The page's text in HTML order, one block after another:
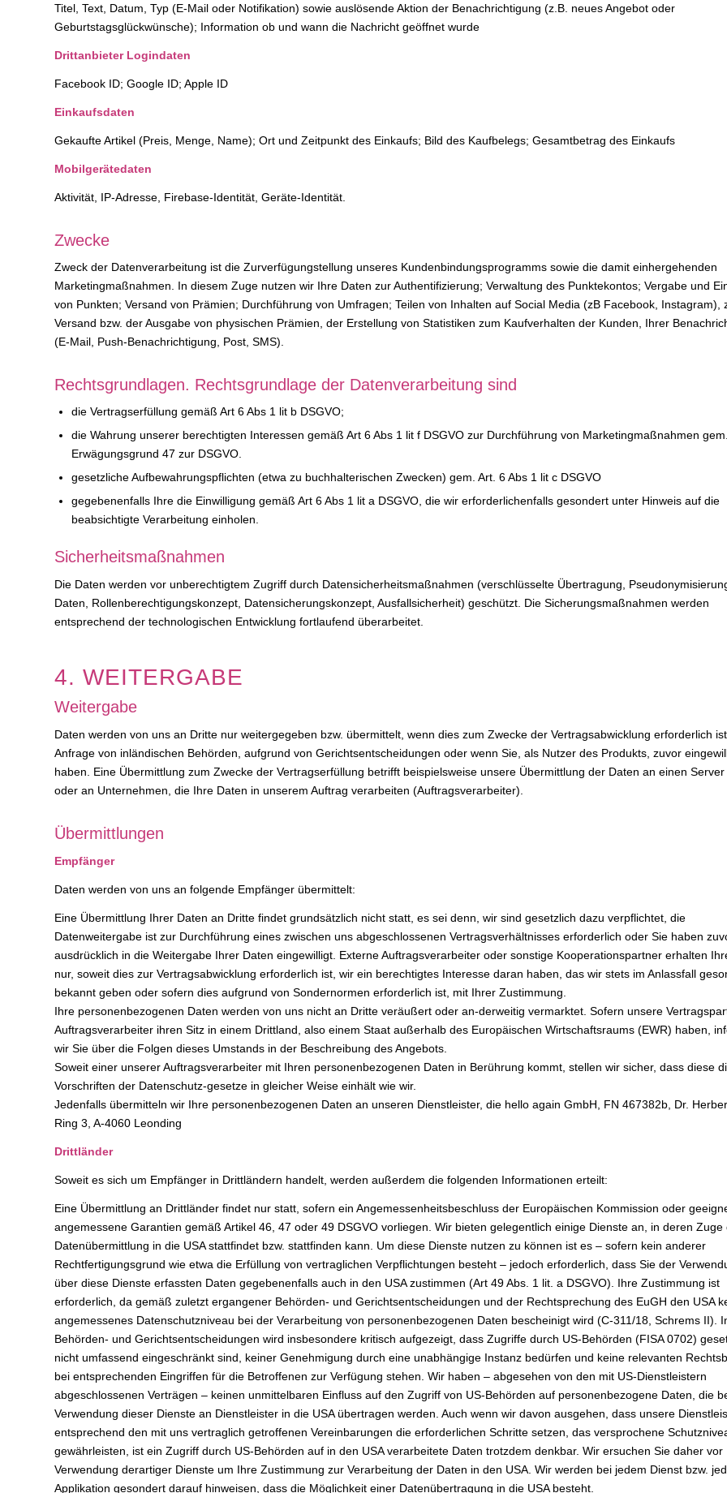
Titel, Text, Datum, Typ (E-Mail oder Notifikation) sowie auslösende Aktion der Benachrichtigung (z.B. neues Angebot oder
Geburtstagsglückwünsche); Information ob und wann die Nachricht geöffnet wurde
Drittanbieter Logindaten
Facebook ID; Google ID; Apple ID
Einkaufsdaten
Gekaufte Artikel (Preis, Menge, Name); Ort und Zeitpunkt des Einkaufs; Bild des Kaufbelegs; Gesamtbetrag des Einkaufs
Mobilgerätedaten
Aktivität, IP-Adresse, Firebase-Identität, Geräte-Identität.
Zwecke
Zweck der Datenverarbeitung ist die Zurverfügungstellung unseres Kundenbindungsprogramms sowie die damit einhergehenden
Marketingmaßnahmen. In diesem Zuge nutzen wir Ihre Daten zur Authentifizierung; Verwaltung des Punktekontos; Vergabe und
von Punkten; Versand von Prämien; Durchführung von Umfragen; Teilen von Inhalten auf Social Media (zB Facebook, Instagram),
Versand bzw. der Ausgabe von physischen Prämien, der Erstellung von Statistiken zum Kaufverhalten der Kunden, Ihrer
(E-Mail, Push-Benachrichtigung, Post, SMS).
Rechtsgrundlagen. Rechtsgrundlage der Datenverarbeitung sind
die Vertragserfüllung gemäß Art 6 Abs 1 lit b DSGVO;
die Wahrung unserer berechtigten Interessen gemäß Art 6 Abs 1 lit f DSGVO zur Durchführung von Marketingmaßnahmen gem.
Erwägungsgrund 47 zur DSGVO.
gesetzliche Aufbewahrungspflichten (etwa zu buchhalterischen Zwecken) gem. Art. 6 Abs 1 lit c DSGVO
gegebenenfalls Ihre die Einwilligung gemäß Art 6 Abs 1 lit a DSGVO, die wir erforderlichenfalls gesondert unter Hinweis auf die
beabsichtigte Verarbeitung einholen.
Sicherheitsmaßnahmen
Die Daten werden vor unberechtigtem Zugriff durch Datensicherheitsmaßnahmen (verschlüsselte Übertragung,
Daten, Rollenberechtigungskonzept, Datensicherungskonzept, Ausfallsicherheit) geschützt. Die Sicherungsmaßnahmen werden
entsprechend der technologischen Entwicklung fortlaufend überarbeitet.
4. WEITERGABE
Weitergabe
Daten werden von uns an Dritte nur weitergegeben bzw. übermittelt, wenn dies zum Zwecke der Vertragsabwicklung erforderlich
Anfrage von inländischen Behörden, aufgrund von Gerichtsentscheidungen oder wenn Sie, als Nutzer des Produkts, zuvor
haben. Eine Übermittlung zum Zwecke der Vertragserfüllung betrifft beispielsweise unsere Übermittlung der Daten an einen Server
oder an Unternehmen, die Ihre Daten in unserem Auftrag verarbeiten (Auftragsverarbeiter).
Übermittlungen
Empfänger
Daten werden von uns an folgende Empfänger übermittelt:
Eine Übermittlung Ihrer Daten an Dritte findet grundsätzlich nicht statt, es sei denn, wir sind gesetzlich dazu verpflichtet, die
Datenweitergabe ist zur Durchführung eines zwischen uns abgeschlossenen Vertragsverhältnisses erforderlich oder Sie haben
ausdrücklich in die Weitergabe Ihrer Daten eingewilligt. Externe Auftragsverarbeiter oder sonstige Kooperationspartner erhalten
nur, soweit dies zur Vertragsabwicklung erforderlich ist, wir ein berechtigtes Interesse daran haben, das wir stets im Anlassfall
bekannt geben oder sofern dies aufgrund von Sondernormen erforderlich ist, mit Ihrer Zustimmung.
Ihre personenbezogenen Daten werden von uns nicht an Dritte veräußert oder an-derweitig vermarktet. Sofern unsere
Auftragsverarbeiter ihren Sitz in einem Drittland, also einem Staat außerhalb des Europäischen Wirtschaftsraums (EWR) haben,
wir Sie über die Folgen dieses Umstands in der Beschreibung des Angebots.
Soweit einer unserer Auftragsverarbeiter mit Ihren personenbezogenen Daten in Berührung kommt, stellen wir sicher, dass diese
Vorschriften der Datenschutz-gesetze in gleicher Weise einhält wie wir.
Jedenfalls übermitteln wir Ihre personenbezogenen Daten an unseren Dienstleister, die hello again GmbH, FN 467382b, Dr.
Ring 3, A-4060 Leonding
Drittländer
Soweit es sich um Empfänger in Drittländern handelt, werden außerdem die folgenden Informationen erteilt:
Eine Übermittlung an Drittländer findet nur statt, sofern ein Angemessenheitsbeschluss der Europäischen Kommission oder
angemessene Garantien gemäß Artikel 46, 47 oder 49 DSGVO vorliegen. Wir bieten gelegentlich einige Dienste an, in deren Zuge
Datenübermittlung in die USA stattfindet bzw. stattfinden kann. Um diese Dienste nutzen zu können ist es – sofern kein anderer
Rechtfertigungsgrund wie etwa die Erfüllung von vertraglichen Verpflichtungen besteht – jedoch erforderlich, dass Sie der
über diese Dienste erfassten Daten gegebenenfalls auch in den USA zustimmen (Art 49 Abs. 1 lit. a DSGVO). Ihre Zustimmung ist
erforderlich, da gemäß zuletzt ergangener Behörden- und Gerichtsentscheidungen und der Rechtsprechung des EuGH den USA
angemessenes Datenschutzniveau bei der Verarbeitung von personenbezogenen Daten bescheinigt wird (C-311/18, Schrems II).
Behörden- und Gerichtsentscheidungen wird insbesondere kritisch aufgezeigt, dass Zugriffe durch US-Behörden (FISA 0702)
nicht umfassend eingeschränkt sind, keiner Genehmigung durch eine unabhängige Instanz bedürfen und keine relevanten
bei entsprechenden Eingriffen für die Betroffenen zur Verfügung stehen. Wir haben – abgesehen von den mit US-Dienstleistern
abgeschlossenen Verträgen – keinen unmittelbaren Einfluss auf den Zugriff von US-Behörden auf personenbezogene Daten, die
Verwendung dieser Dienste an Dienstleister in die USA übertragen werden. Auch wenn wir davon ausgehen, dass unsere
entsprechend den mit uns vertraglich getroffenen Vereinbarungen die erforderlichen Schritte setzen, das versprochene
gewährleisten, ist ein Zugriff durch US-Behörden auf in den USA verarbeitete Daten trotzdem denkbar. Wir ersuchen Sie daher vor
Verwendung derartiger Dienste um Ihre Zustimmung zur Verarbeitung der Daten in den USA. Wir werden bei jedem Dienst bzw.
Applikation gesondert darauf hinweisen, dass die Möglichkeit einer Datenübertragung in die USA besteht.